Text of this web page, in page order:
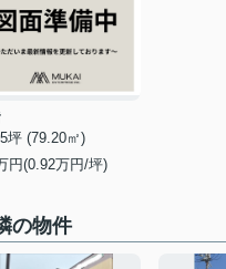
坪 (79.20㎡)
円(0.92万円/坪)
の物件